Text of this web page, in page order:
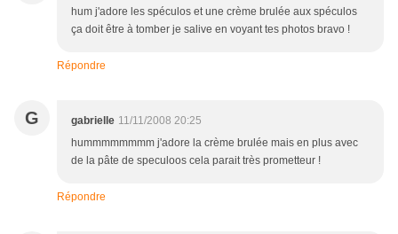
hum j'adore les spéculos et une crème brulée aux spéculos
ça doit être à tomber je salive en voyant tes photos bravo !
Répondre
G gabrielle 11/11/2008 20:25
hummmmmmmm j'adore la crème brulée mais en plus avec
de la pâte de speculoos cela parait très prometteur !
Répondre